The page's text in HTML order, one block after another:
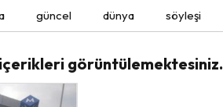
güncel dünya söyleşi
görüntülemektesiniz.